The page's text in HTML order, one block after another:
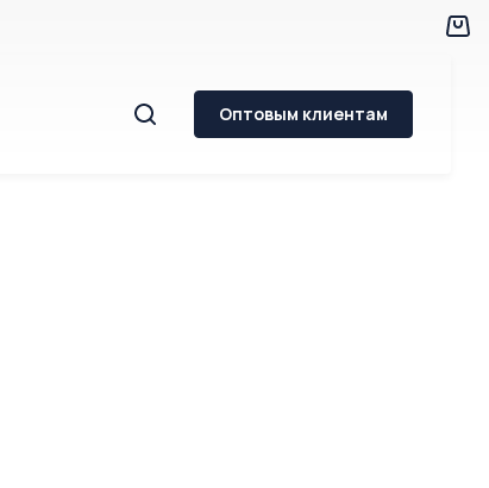
Оптовым клиентам